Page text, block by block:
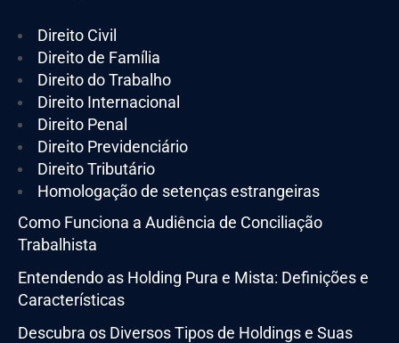
Direito Civil
Direito de Família
Direito do Trabalho
Direito Internacional
Direito Penal
Direito Previdenciário
Direito Tributário
Homologação de setenças estrangeiras
Como Funciona a Audiência de Conciliação
Trabalhista
Entendendo as Holding Pura e Mista: Definições e
Características
Descubra os Diversos Tipos de Holdings e Suas